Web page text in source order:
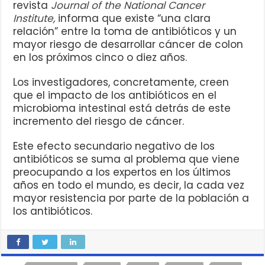
revista Journal of the National Cancer
Institute, informa que existe “una clara
relación” entre la toma de antibióticos y un
mayor riesgo de desarrollar cáncer de colon
en los próximos cinco o diez años.
Los investigadores, concretamente, creen
que el impacto de los antibióticos en el
microbioma intestinal está detrás de este
incremento del riesgo de cáncer.
Este efecto secundario negativo de los
antibióticos se suma al problema que viene
preocupando a los expertos en los últimos
años en todo el mundo, es decir, la cada vez
mayor resistencia por parte de la población a
los antibióticos.